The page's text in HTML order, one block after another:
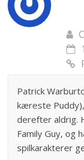
Patrick
kæreste
derefter aldrig.
Family Guy, og
spilkarakterer